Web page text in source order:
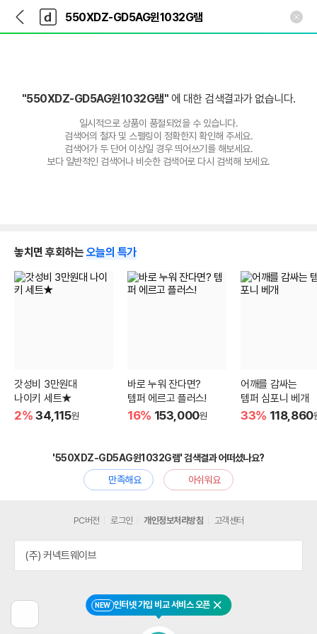
다
나
와
가
다
와
"550XDZ-GD5AG윈1032G램" 에 대한 검색결과가 없습니다.
일시적으로 상품이 품절되었을 수 있습니다.
검색어의 철자 및 스펠링이 정확한지 확인해 주세요.
검색어가 두 단어 이상일 경우 띄어쓰기를 해보세요.
보다 일반적인 검색어나 비슷한 검색어로 다시 검색해 보세요.
놓치면 후회하는 오늘의 특가
갓성비 3만원대
나이키 세트★
2% 34,115원
바로 누워 잔다면?
템퍼 에르고 플러스!
16% 153,000원
어깨를 감싸는
템퍼 심포니 베개
33% 118,860
'550XDZ-GD5AG윈1032G램' 검색결과 어떠셨나요?
만족해요
아쉬워요
전
NEW 인터넷 가입 비교 서비스 오픈 닫기
PC버전 로그인 개인정보처리방침 고객센터
(주) 커넥트웨이브